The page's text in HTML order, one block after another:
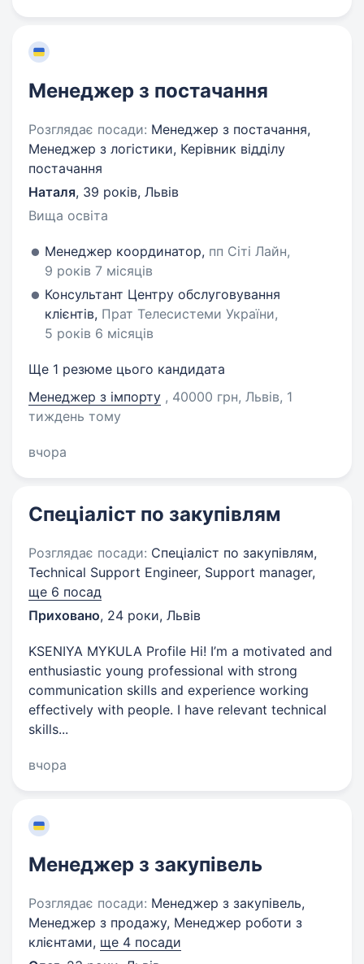
Менеджер з постачання
Розглядає посади: Менеджер з постачання,
Менеджер з логістики, Керівник відділу
постачання
Наталя, 39 років, Львів
Вища освіта
Менеджер координатор, пп Сіті Лайн,
9 років 7 місяців
Консультант Центру обслуговування
клієнтів, Прат Телесистеми України,
5 років 6 місяців
Ще 1 резюме цього кандидата
Менеджер з імпорту , 40000 грн, Львів, 1
тиждень тому
вчора
Спеціаліст по закупівлям
Розглядає посади: Спеціаліст по закупівлям,
Technical Support Engineer, Support manager,
ще 6 посад
Приховано, 24 роки, Львів
KSENIYA MYKULA Profile Hi! I’m a motivated and
enthusiastic young professional with strong
communication skills and experience working
effectively with people. I have relevant technical
skills...
вчора
Менеджер з закупівель
Розглядає посади: Менеджер з закупівель,
Менеджер з продажу, Менеджер роботи з
клієнтами, ще 4 посади